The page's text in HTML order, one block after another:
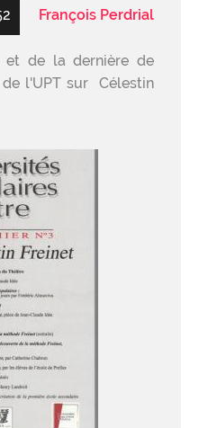
François Perdrial
et de la dernière de
l'UPT sur Célestin